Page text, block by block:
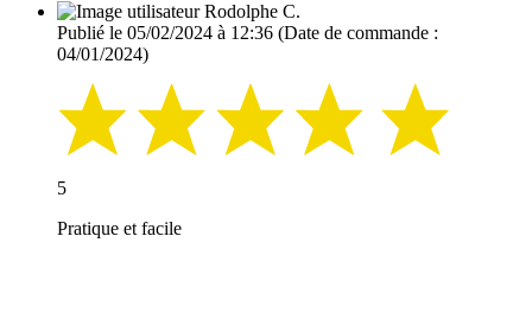
Rodolphe C.
Publié le 05/02/2024 à 12:36 (Date de commande :
04/01/2024)
5
Pratique et facile